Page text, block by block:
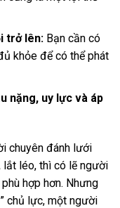
trở lên:Bạn cần có
khỏe để có thể phát
nặng, uy lực và áp
chuyên đánh lưới
lắt léo, thì có lẽ người
hợp hơn. Nhưng
chủ lực, một người